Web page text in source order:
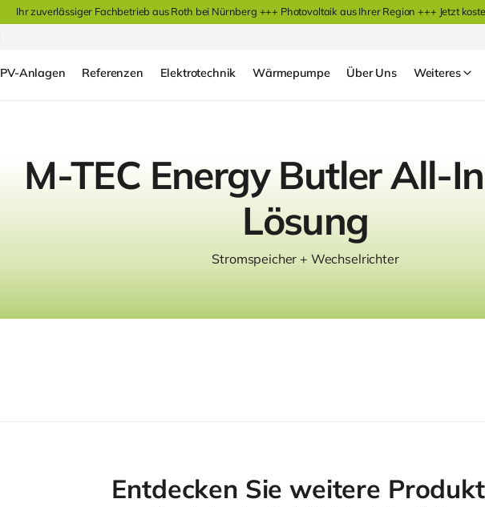
Ihr zuverlässiger Fachbetrieb aus Roth bei Nürnberg +++ Photovoltaik aus Ihrer Region +++ Jetzt
PV-Anlagen Referenzen Elektrotechnik Wärmepumpe Über Uns Weiteres
M-TEC Energy Butler All-
Lösung
Stromspeicher + Wechselrichter
Entdecken Sie weitere